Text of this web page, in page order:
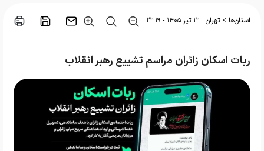
استان‌ها > تهران ۱۲ تير ۱۴۰۵ - ۲۲:۱۹
ربات اسکان زائران مراسم تشییع رهبر انقلاب